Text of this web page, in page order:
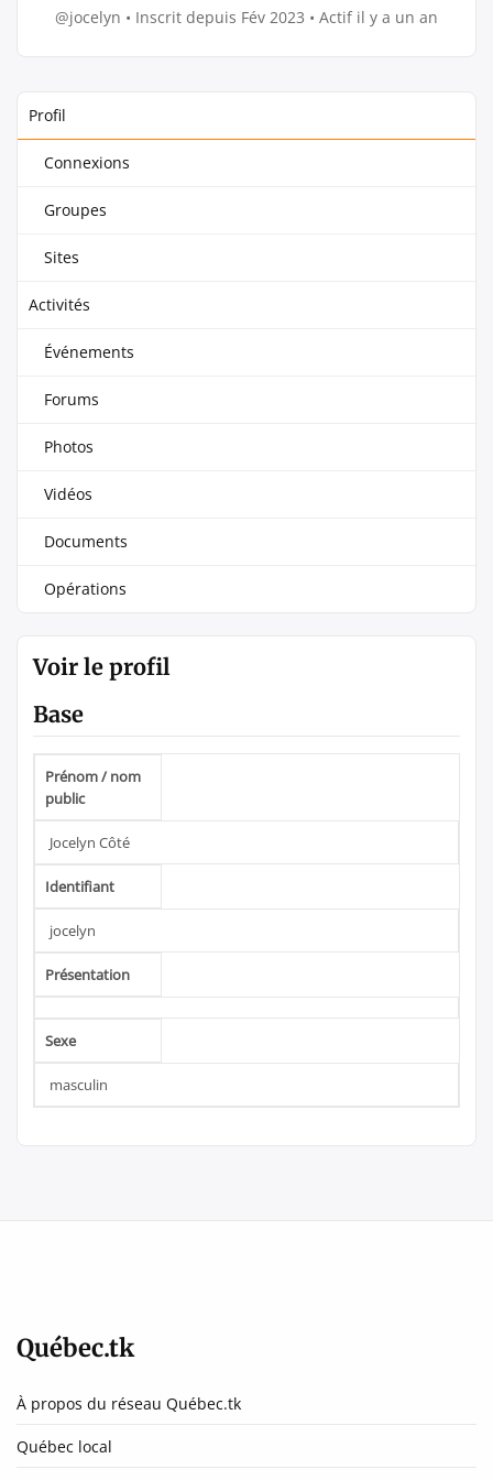
@jocelyn • Inscrit depuis Fév 2023 • Actif il y a un an
Profil
Connexions
Groupes
Sites
Activités
Événements
Forums
Photos
Vidéos
Documents
Opérations
Voir le profil
Base
Prénom / nom
public
Jocelyn Côté
Identifiant
jocelyn
Présentation
Sexe
masculin
Québec.tk
À propos du réseau Québec.tk
Québec local